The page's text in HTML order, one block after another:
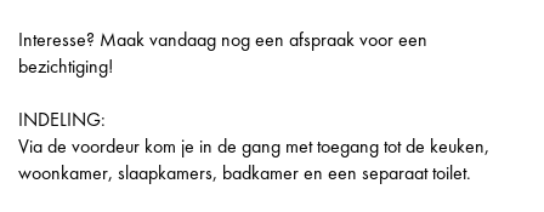
Interesse? Maak vandaag nog een afspraak voor een
bezichtiging!
INDELING:
Via de voordeur kom je in de gang met toegang tot de keuken,
woonkamer, slaapkamers, badkamer en een separaat toilet.